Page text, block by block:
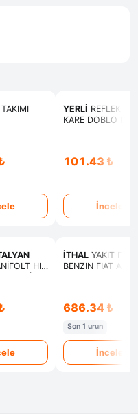
YERLİ REFLEKTÖR
KARE DOBLO
101.43 ₺
İncele
HIZ
İTHAL YAKIT
BENZIN FIAT
686.34 ₺
Son 1 urun
İncele